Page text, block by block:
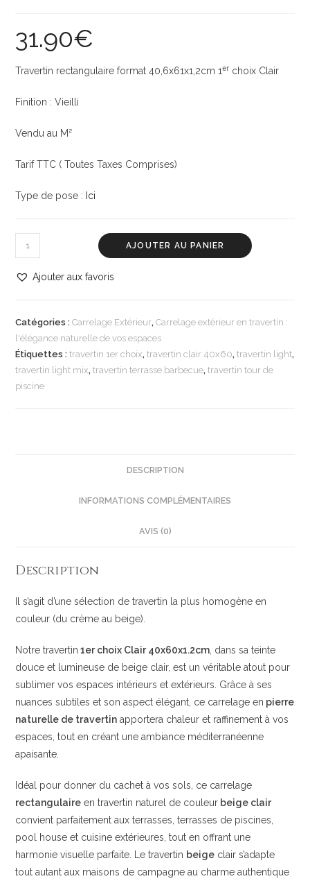
31.90€
Travertin rectangulaire format 40,6x61x1,2cm 1er choix Clair
Finition : Vieilli
Vendu au M²
Tarif TTC ( Toutes Taxes Comprises)
Type de pose : Ici
AJOUTER AU PANIER
Ajouter aux favoris
Catégories :Carrelage Extérieur,Carrelage extérieur en travertin :
l'élégance naturelle de vos espaces
Étiquettes :travertin 1er choix,travertin clair 40x60,travertin light,
travertin light mix,travertin terrasse barbecue,travertin tour de
piscine
DESCRIPTION
INFORMATIONS COMPLÉMENTAIRES
AVIS (0)
Description
Il s’agit d’une sélection de travertin la plus homogène en
couleur (du crème au beige).
Notre travertin 1er choix Clair 40x60x1.2cm, dans sa teinte
douce et lumineuse de beige clair, est un véritable atout pour
sublimer vos espaces intérieurs et extérieurs. Grâce à ses
nuances subtiles et son aspect élégant, ce carrelage en pierre
naturelle de travertin apportera chaleur et raffinement à vos
espaces, tout en créant une ambiance méditerranéenne
apaisante.
Idéal pour donner du cachet à vos sols, ce carrelage
rectangulaire en travertin naturel de couleur beige clair
convient parfaitement aux terrasses, terrasses de piscines,
pool house et cuisine extérieures, tout en offrant une
harmonie visuelle parfaite. Le travertin beige clair s’adapte
tout autant aux maisons de campagne au charme authentique